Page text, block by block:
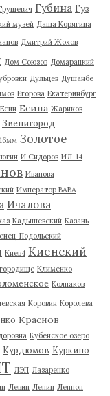
Губина Гуз
музей Даша Корягина
Дмитрий Жохов
Дом Союзов Домарацкий
Дульцев Душанбе
Егорова Екатеринбург
Есин Есина Жариков
Звенигород
Золотое
И.Сидоров ИЛ-14
Иванова
Император ВАВА
Ичалова
Кадышевский Казань
Подольский
Киев4 Киенский
Клименко
Колпаков
Коровин Королева
Краснов
Кубенское озеро
Курдюмов Куркино
ЛЭП Лазаренко
Левин Ленин Леннон